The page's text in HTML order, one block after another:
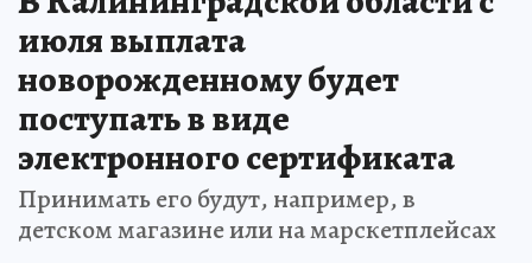
июля выплата
новорожденному будет
поступать в виде
электронного сертификата
Принимать его будут, например, в
детском магазине или на марскетплейсах